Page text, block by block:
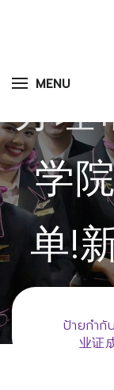
MENU
办理
学
单!
วิทยา
ป้ายกำกั
业证